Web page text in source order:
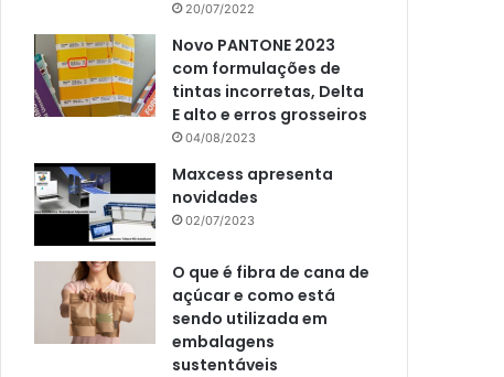
20/07/2022
Novo PANTONE 2023
com formulações de
tintas incorretas, Delta
E alto e erros grosseiros
04/08/2023
Maxcess apresenta
novidades
02/07/2023
O que é fibra de cana de
açúcar e como está
sendo utilizada em
embalagens
sustentáveis